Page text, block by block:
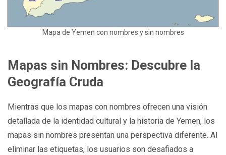
Mapa de Yemen con nombres y sin nombres
Mapas sin Nombres: Descubre la
Geografía Cruda
Mientras que los mapas con nombres ofrecen una visión
detallada de la identidad cultural y la historia de Yemen, los
mapas sin nombres presentan una perspectiva diferente. Al
eliminar las etiquetas, los usuarios son desafiados a